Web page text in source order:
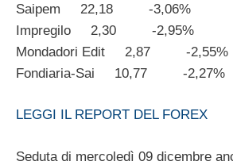
Saipem 22,18 -3,06%
Impregilo 2,30 -2,95%
Mondadori Edit 2,87 -2,55%
Fondiaria-Sai 10,77 -2,27%
LEGGI IL REPORT DEL FOREX
Seduta di mercoledì 09 dicembre